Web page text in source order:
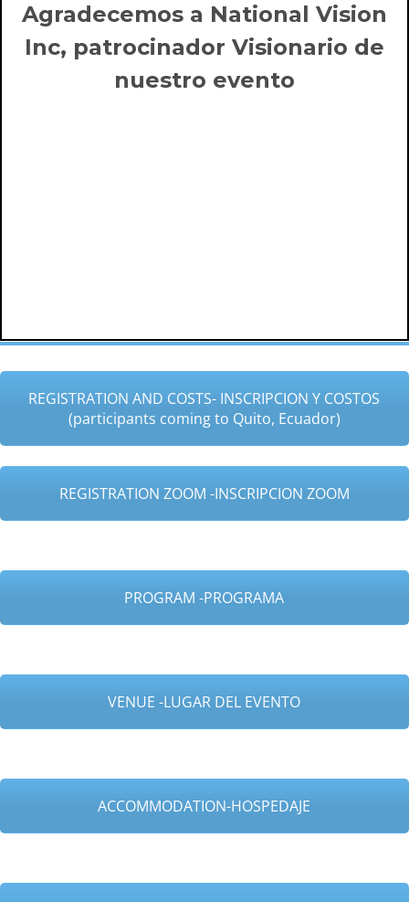
Agradecemos a National Vision
Inc, patrocinador Visionario de
nuestro evento
REGISTRATION AND COSTS- INSCRIPCION Y COSTOS
(participants coming to Quito, Ecuador)
REGISTRATION ZOOM -INSCRIPCION ZOOM
PROGRAM -PROGRAMA
VENUE -LUGAR DEL EVENTO
ACCOMMODATION-HOSPEDAJE